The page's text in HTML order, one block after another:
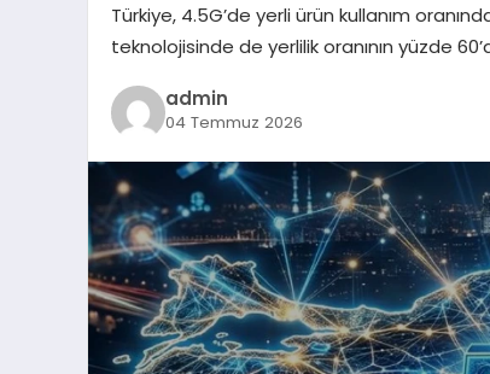
Türkiye, 4.5G’de yerli ürün kullanım
teknolojisinde de yerlilik oranının yüzde
admin
04 Temmuz 2026